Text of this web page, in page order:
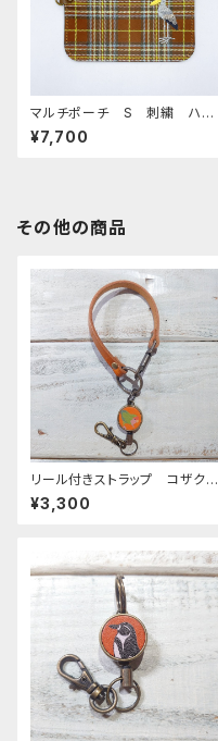
マルチポーチ S 刺繍 ハシ
ビロコウ ブラウン タータンチ
ェック
¥7,700
その他の商品
リール付きストラップ コザクラ
インコ ノーマル キャメル ×
キャメル こざくらいんこ
¥3,300